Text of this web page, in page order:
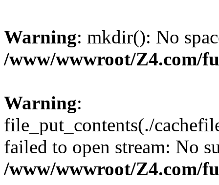
Warning: mkdir(): No
/www/wwwroot/Z4.com/
Warning:
file_put_contents(./
failed to open stream: No
/www/wwwroot/Z4.com/